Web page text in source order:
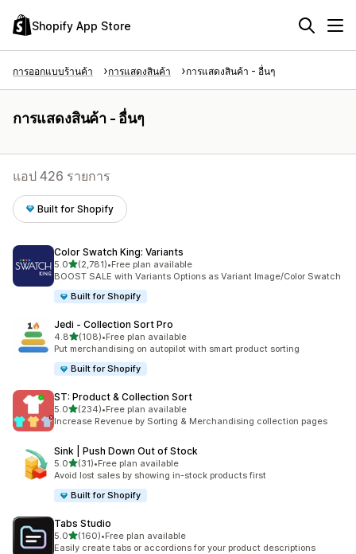
Shopify App Store
การออกแบบร้านค้า การแสดงสินค้า การแสดงสินค้า - อื่นๆ
การแสดงสินค้า - อื่นๆ
แอป 426 รายการ
Built for Shopify
Color Swatch King: Variants
5.0เต็ม 5 ดาว
(2,781)
ทั้งหมด 2781 รีวิว
•Free plan available
BOOST SALE with Variants Options as Variant Image/Color Swatch
Built for Shopify
Jedi ‑ Collection Sort Pro
4.8เต็ม 5 ดาว
(108)
ทั้งหมด 108 รีวิว
•Free plan available
Put merchandising on autopilot with smart product sorting
Built for Shopify
ST: Product & Collection Sort
5.0เต็ม 5 ดาว
(234)
ทั้งหมด 234 รีวิว
•Free plan available
Increase Revenue by Sorting & Merchandising collection pages
Sink | Push Down Out of Stock
5.0เต็ม 5 ดาว
(31)
ทั้งหมด 31 รีวิว
•Free plan available
Avoid lost sales by showing in-stock products first
Built for Shopify
Tabs Studio
5.0เต็ม 5 ดาว
(160)
ทั้งหมด 160 รีวิว
•Free plan available
Easily create tabs or accordions for your product descriptions